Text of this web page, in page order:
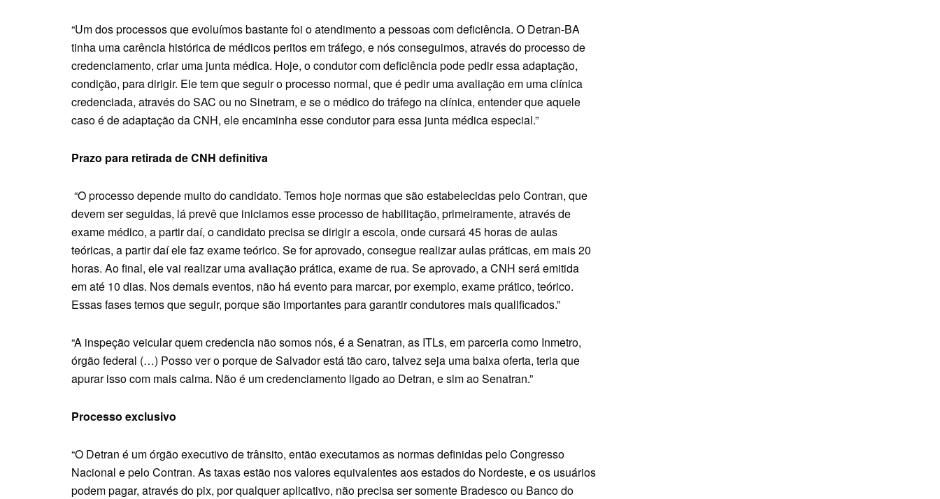
“Um dos processos que evoluímos bastante foi o atendimento a pessoas com deficiência. O Detran-BA
tinha uma carência histórica de médicos peritos em tráfego, e nós conseguimos, através do processo de
credenciamento, criar uma junta médica. Hoje, o condutor com deficiência pode pedir essa adaptação,
condição, para dirigir. Ele tem que seguir o processo normal, que é pedir uma avaliação em uma clínica
credenciada, através do SAC ou no Sinetram, e se o médico do tráfego na clínica, entender que aquele
caso é de adaptação da CNH, ele encaminha esse condutor para essa junta médica especial.”
Prazo para retirada de CNH definitiva
“O processo depende muito do candidato. Temos hoje normas que são estabelecidas pelo Contran, que
devem ser seguidas, lá prevê que iniciamos esse processo de habilitação, primeiramente, através de
exame médico, a partir daí, o candidato precisa se dirigir a escola, onde cursará 45 horas de aulas
teóricas, a partir daí ele faz exame teórico. Se for aprovado, consegue realizar aulas práticas, em mais 20
horas. Ao final, ele vai realizar uma avaliação prática, exame de rua. Se aprovado, a CNH será emitida
em até 10 dias. Nos demais eventos, não há evento para marcar, por exemplo, exame prático, teórico.
Essas fases temos que seguir, porque são importantes para garantir condutores mais qualificados.”
“A inspeção veicular quem credencia não somos nós, é a Senatran, as ITLs, em parceria como Inmetro,
órgão federal (…) Posso ver o porque de Salvador está tão caro, talvez seja uma baixa oferta, teria que
apurar isso com mais calma. Não é um credenciamento ligado ao Detran, e sim ao Senatran.”
Processo exclusivo
“O Detran é um órgão executivo de trânsito, então executamos as normas definidas pelo Congresso
Nacional e pelo Contran. As taxas estão nos valores equivalentes aos estados do Nordeste, e os usuários
podem pagar, através do pix, por qualquer aplicativo, não precisa ser somente Bradesco ou Banco do